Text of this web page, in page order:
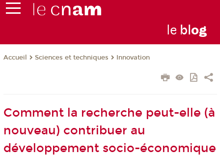
le blog
Accueil Sciences et techniques Innovation
Comment la recherche peut-elle (à
nouveau) contribuer au
développement socio-économique